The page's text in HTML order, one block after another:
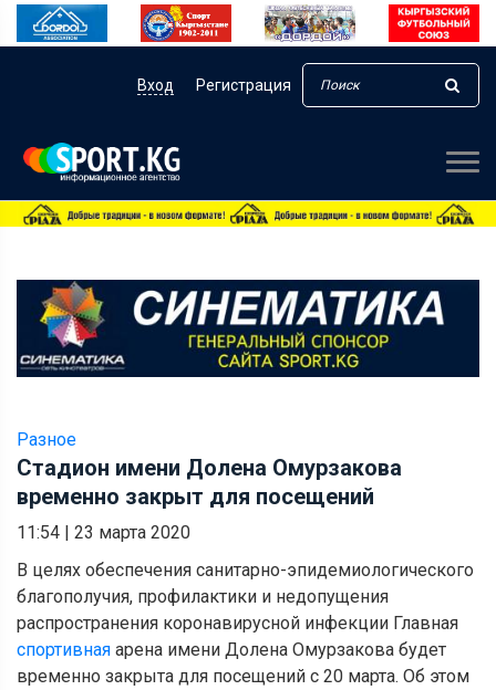
Вход Регистрация
Разное
Стадион имени Долена Омурзакова
временно закрыт для посещений
11:54 | 23 марта 2020
В целях обеспечения санитарно-эпидемиологического
благополучия, профилактики и недопущения
распространения коронавирусной инфекции Главная
спортивная арена имени Долена Омурзакова будет
временно закрыта для посещений с 20 марта. Об этом